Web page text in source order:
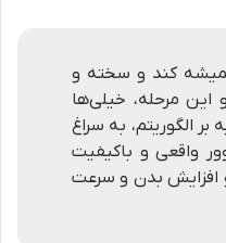
همیشه کند و سخته و
این مرحله، خیلی‌ها
الگوریتم، به سراغ
واقعی و باکیفیت
افزایش بدن و سرعت